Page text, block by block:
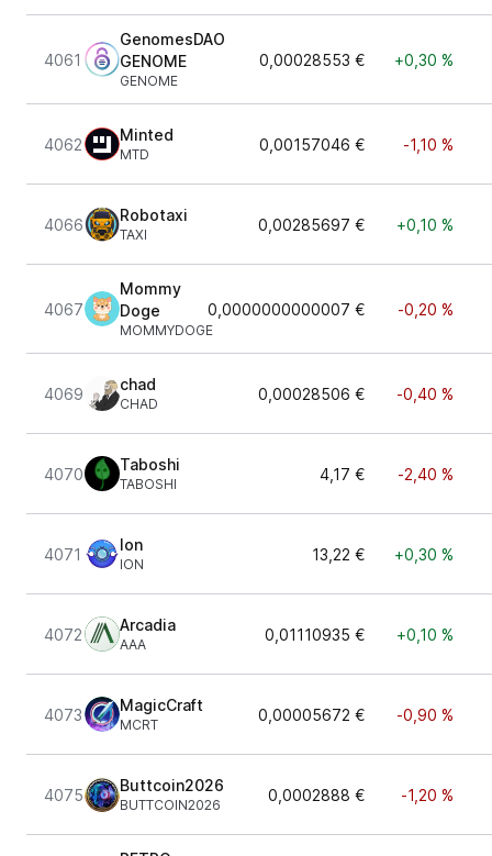
4061
GenomesDAO
GENOME
GENOME
0,00028553 € +0,30 %
4062
Minted
MTD
0,00157046 € -1,10 %
4066
Robotaxi
TAXI
0,00285697 € +0,10 %
4067
Mommy
Doge
MOMMYDOGE
0,0000000000007 € -0,20 %
4069
chad
CHAD
0,00028506 € -0,40 %
4070
Taboshi
TABOSHI
4,17 € -2,40 %
4071
Ion
ION
13,22 € +0,30 %
4072
Arcadia
AAA
0,01110935 € +0,10 %
4073
MagicCraft
MCRT
0,00005672 € -0,90 %
4075
Buttcoin2026
BUTTCOIN2026
0,0002888 € -1,20 %